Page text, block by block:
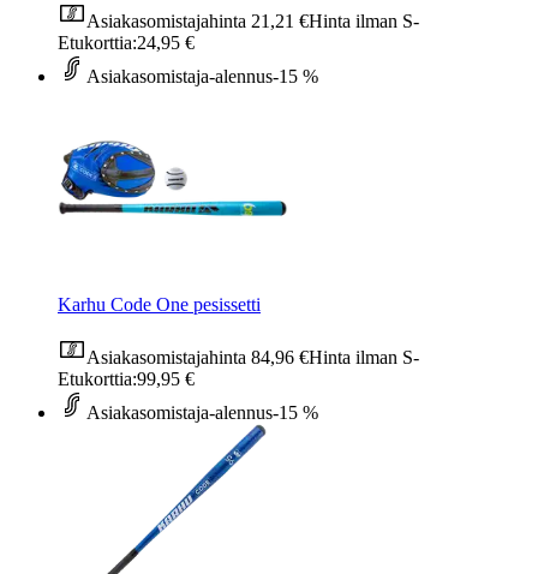
Asiakasomistajahinta 21,21 €Hinta ilman S-
Etukorttia:24,95 €
Asiakasomistaja-alennus-15 %
Karhu Code One pesissetti
Asiakasomistajahinta 84,96 €Hinta ilman S-
Etukorttia:99,95 €
Asiakasomistaja-alennus-15 %